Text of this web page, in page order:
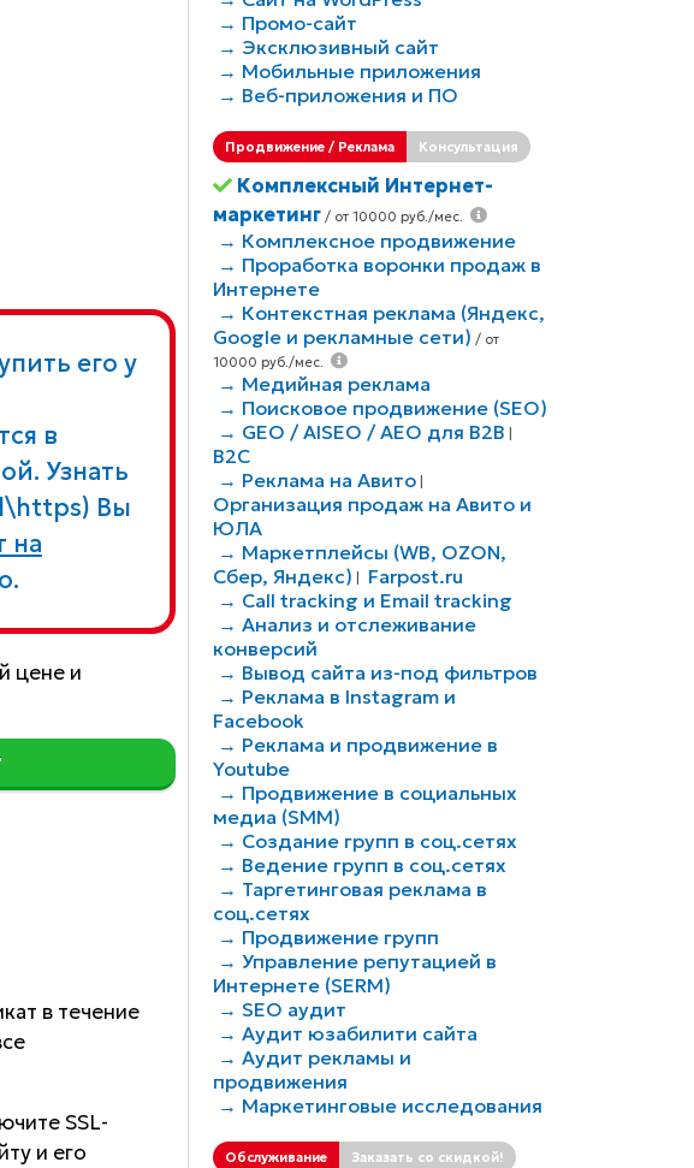
его у
в
Узнать
Вы
на
цене и
в течение
SSL-
и его
→ Промо-сайт
→ Эксклюзивный сайт
→ Мобильные приложения
→ Веб-приложения и ПО
Продвижение / Реклама Консультация
Комплексный Интернет-
маркетинг / от 10000 руб./мес.
→ Комплексное продвижение
→ Проработка воронки продаж в
Интернете
→ Контекстная реклама (Яндекс,
Google и рекламные сети) / от
10000 руб./мес.
→ Медийная реклама
→ Поисковое продвижение (SEO)
→ GEO / AISEO / AEO для B2В
B2C
→ Реклама на Авито|
Организация продаж на Авито и
ЮЛА
→ Маркетплейсы (WB, OZON,
Сбер, Яндекс)
Farpost.ru
→ Call tracking и Email tracking
→ Анализ и отслеживание
конверсий
→ Вывод сайта из-под фильтров
→ Реклама в Instagram и
Facebook
→ Реклама и продвижение в
Youtube
→ Продвижение в социальных
медиа (SMM)
→ Создание групп в соц.сетях
→ Ведение групп в соц.сетях
→ Таргетинговая реклама в
соц.сетях
→ Продвижение групп
→ Управление репутацией в
Интернете (SERM)
→ SEO аудит
→ Аудит юзабилити сайта
→ Аудит рекламы и
продвижения
→ Маркетинговые исследования
Обслуживание Заказать со скидкой!